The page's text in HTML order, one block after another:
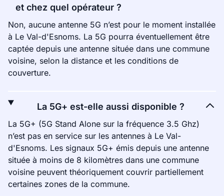
et chez quel opérateur ?
Non, aucune antenne 5G n’est pour le moment installée
à Le Val-d'Esnoms. La 5G pourra éventuellement être
captée depuis une antenne située dans une commune
voisine, selon la distance et les conditions de
couverture.
La 5G+ est-elle aussi disponible ?
La 5G+ (5G Stand Alone sur la fréquence 3.5 Ghz)
n’est pas en service sur les antennes à Le Val-
d'Esnoms. Les signaux 5G+ émis depuis une antenne
située à moins de 8 kilomètres dans une commune
voisine peuvent théoriquement couvrir partiellement
certaines zones de la commune.